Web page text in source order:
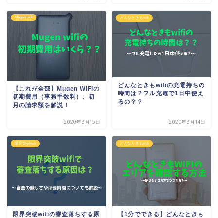
Mugen wifi
【これが全部】Mugen WiFiの
初期費用（事務手数料）、初
月の請求額を解説！
2020年3月15日
どんなときもwifi
どんなときもwifiの充電持ちの
時間は？フル充電で1日中使え
るの？？
2020年3月14日
限界突破wifi
限界突破wifiの審査落ちする原
どんなときもwifi
【1分でできる】どんなときも